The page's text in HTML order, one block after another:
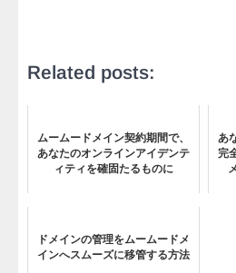
Related posts:
ムームードメイン契約期間で、
あなたのオンラインアイデンテ
ィティを確固たるものに
あ
完
ドメインの管理をムームードメ
インへスムーズに移管する方法